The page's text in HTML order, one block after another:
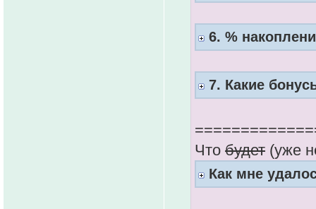
6. %
7. Какие
Что будет (уже
Как мне